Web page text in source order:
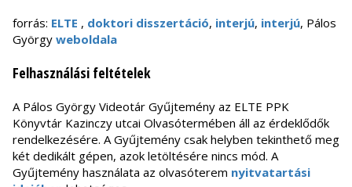
forrás: ELTE , doktori disszertáció, interjú, interjú, Pálos
György weboldala
Felhasználási feltételek
A Pálos György Videotár Gyűjtemény az ELTE PPK
Könyvtár Kazinczy utcai Olvasótermében áll az érdeklődők
rendelkezésére. A Gyűjtemény csak helyben tekinthető meg
két dedikált gépen, azok letöltésére nincs mód. A
Gyűjtemény használata az olvasóterem nyitvatartási